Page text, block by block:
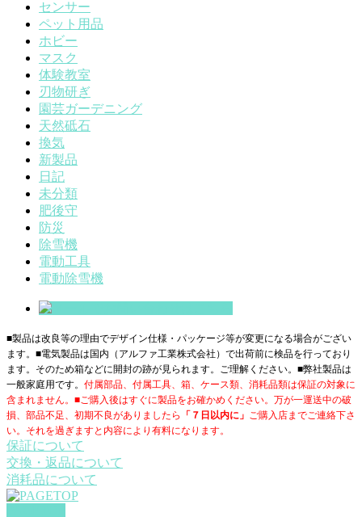
センサー
ペット用品
ホビー
マスク
体験教室
刃物研ぎ
園芸ガーデニング
天然砥石
換気
新製品
日記
未分類
肥後守
防災
除雪機
電動工具
電動除雪機
■製品は改良等の理由でデザイン仕様・パッケージ等が変更になる場合がござい
ます。■電気製品は国内（アルファ工業株式会社）で出荷前に検品を行っており
ます。そのため箱などに開封の跡が見られます。ご理解ください。■弊社製品は
一般家庭用です。 付属部品、付属工具、箱、ケース類、消耗品類は保証の対象に
含まれません。■ご購入後はすぐに製品をお確かめください。万が一運送中の破
損、部品不足、初期不良がありましたら
「７日以内に」 ご購入店までご連絡下さ
い。それを過ぎますと内容により有料になります。
保証について
交換・返品について
消耗品について